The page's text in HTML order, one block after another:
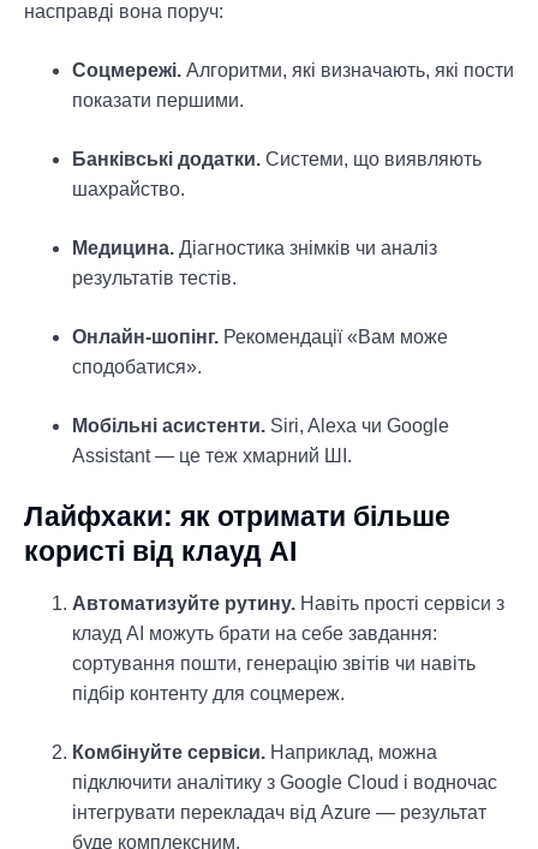
насправді вона поруч:
Соцмережі. Алгоритми, які визначають, які пости
показати першими.
Банківські додатки. Системи, що виявляють
шахрайство.
Медицина. Діагностика знімків чи аналіз
результатів тестів.
Онлайн-шопінг. Рекомендації «Вам може
сподобатися».
Мобільні асистенти. Siri, Alexa чи Google
Assistant — це теж хмарний ШІ.
Лайфхаки: як отримати більше
користі від клауд АІ
Автоматизуйте рутину. Навіть прості сервіси з
клауд АІ можуть брати на себе завдання:
сортування пошти, генерацію звітів чи навіть
підбір контенту для соцмереж.
Комбінуйте сервіси. Наприклад, можна
підключити аналітику з Google Cloud і водночас
інтегрувати перекладач від Azure — результат
буде комплексним.